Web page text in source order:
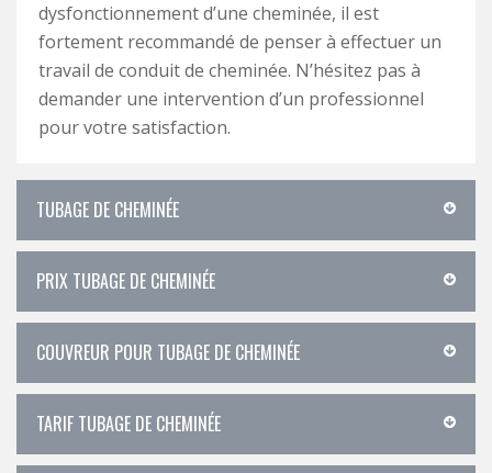
dysfonctionnement d’une cheminée, il est
fortement recommandé de penser à effectuer un
travail de conduit de cheminée. N’hésitez pas à
demander une intervention d’un professionnel
pour votre satisfaction.
TUBAGE DE CHEMINÉE
PRIX TUBAGE DE CHEMINÉE
COUVREUR POUR TUBAGE DE CHEMINÉE
TARIF TUBAGE DE CHEMINÉE